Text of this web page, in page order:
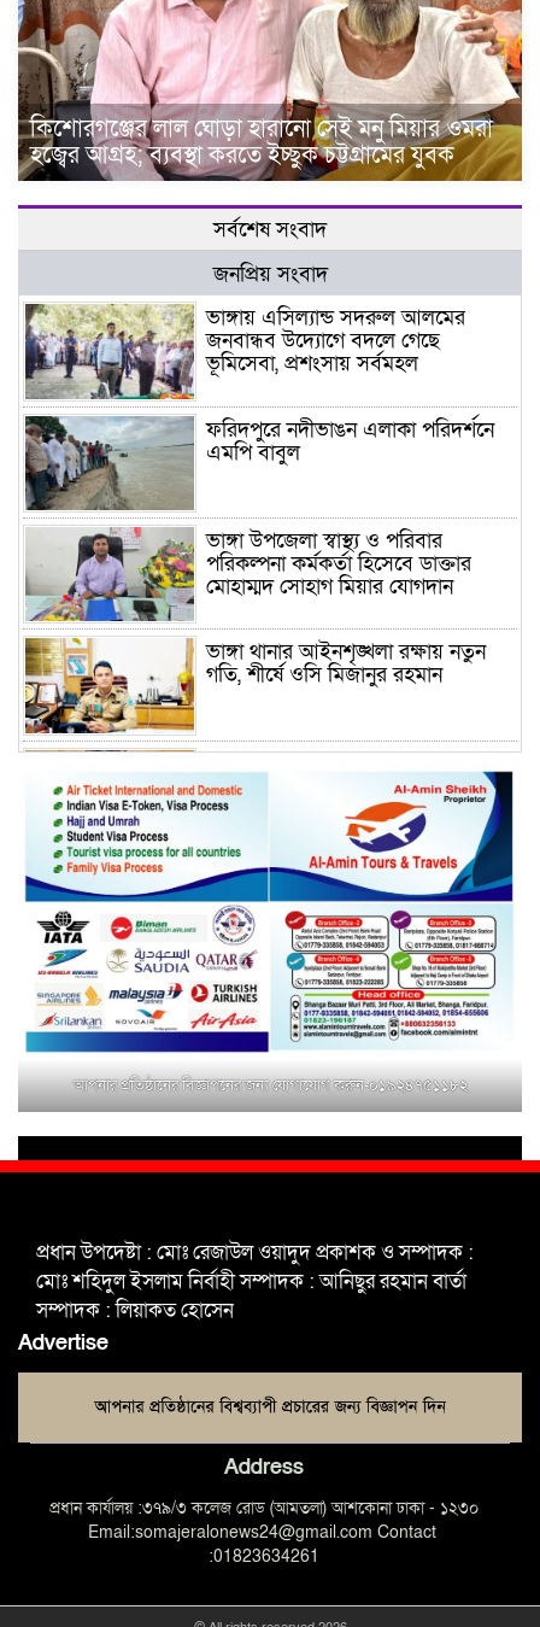
কিশোরগঞ্জের লাল ঘোড়া হারানো সেই মনু মিয়ার ওমরা
হজ্বের আগ্রহ; ব্যবস্থা করতে ইচ্ছুক চট্টগ্রামের যুবক
সর্বশেষ সংবাদ
জনপ্রিয় সংবাদ
ভাঙ্গায় এসিল্যান্ড সদরুল আলমের
জনবান্ধব উদ্যোগে বদলে গেছে
ভূমিসেবা, প্রশংসায় সর্বমহল
ফরিদপুরে নদীভাঙন এলাকা পরিদর্শনে
এমপি বাবুল
ভাঙ্গা উপজেলা স্বাস্থ্য ও পরিবার
পরিকল্পনা কর্মকর্তা হিসেবে ডাক্তার
মোহাম্মদ সোহাগ মিয়ার যোগদান
ভাঙ্গা থানার আইনশৃঙ্খলা রক্ষায় নতুন
গতি, শীর্ষে ওসি মিজানুর রহমান
ময়মনসিংহের অতিরিক্ত জেলা প্রশাসক
(রাজস্ব) আজিম উদ্দিন ভূমি মন্ত্রণালয়ে
পদায়ন
সাবেক এমপির প্রেস সেক্রেটারি রফিকের
ক্ষমতার দাপট ও গণ-অসন্তোষের তথ্য
গায়েব করে ত্রিশাল থানার সাজানো
রিপোর্ট
মুক্তাগাছায় জুলাই শহীদ সামিদের কবর
জিয়ারত ও পৌর কমিটির কার্যক্রম শুরু
শহিদুল ইসলাম বাবুলের হাত ধরে বদলে
আংশিক কমিটি, ৩০ দিনে পূর্ণাঙ্গ করার
নির্দেশ
মুক্তাগাছায় দাওগাঁও এ চিহ্নিত মাদক
প্রতিবাদে বিক্ষোভ সমাবেশ
আপনার প্রতিষ্ঠানের বিজ্ঞাপনের জন্য যোগাযোগ করুন-০১৯২৪৭৫১১৮২
প্রধান উপদেষ্টা : মোঃ রেজাউল ওয়াদুদ প্রকাশক ও সম্পাদক :
মোঃ শহিদুল ইসলাম নির্বাহী সম্পাদক : আনিছুর রহমান বার্তা
সম্পাদক : লিয়াকত হোসেন
Advertise
Address
প্রধান কার্যালয় :৩৭৯/৩ কলেজ রোড (আমতলা) আশকোনা ঢাকা - ১২৩০
Email:somajeralonews24@gmail.com Contact
:01823634261